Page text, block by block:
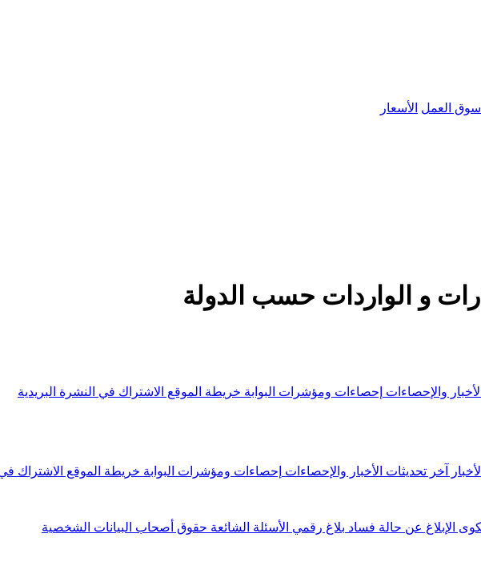
سوق العمل الأسعار
و الواردات حسب الدولة
والإحصاءات إحصاءات ومؤشرات البوابة خريطة الموقع الاشتراك في النشرة البريدية
الأخبار آخر تحديثات الأخبار والإحصاءات إحصاءات ومؤشرات البوابة خريطة الموقع الاشتراك
الإبلاغ عن حالة فساد بلاغ رقمي الأسئلة الشائعة حقوق أصحاب البيانات الشخصية